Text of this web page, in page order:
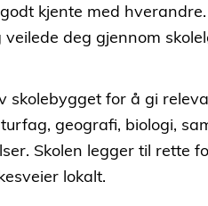
kjente med
deg gjennom
skolebygget for å gi
geografi, biologi,
Skolen legger til rette
lokalt.